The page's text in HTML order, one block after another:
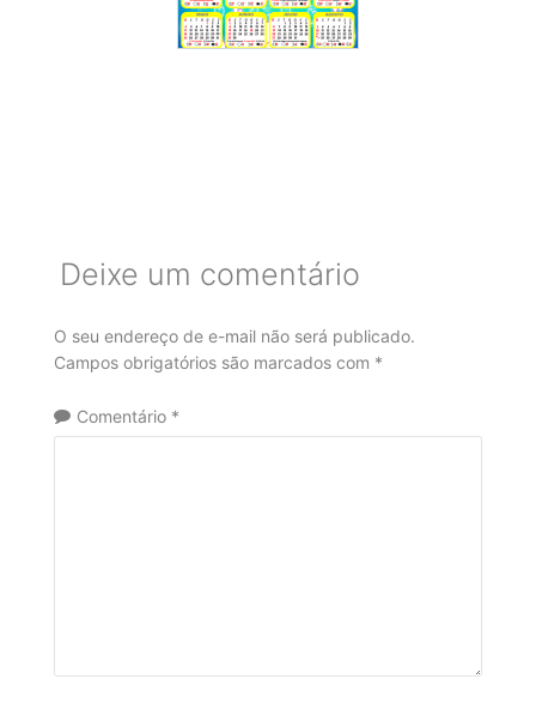
Deixe um comentário
O seu endereço de e-mail não será publicado.
Campos obrigatórios são marcados com *
Comentário *